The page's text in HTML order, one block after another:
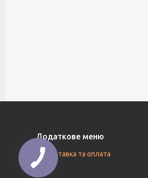
Додаткове меню
Доставка та оплата